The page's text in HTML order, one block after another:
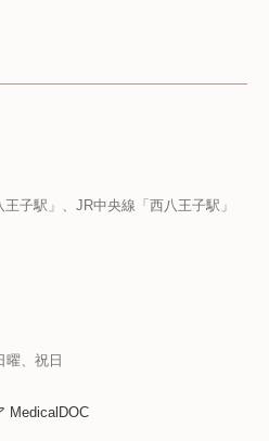
子駅」、JR中央線「西八王子駅」
曜、祝日